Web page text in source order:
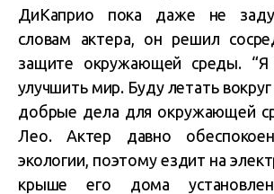
ДиКаприо пока даже не
словам актера, он решил
защите окружающей среды. “Я
улучшить мир. Буду летать
добрые дела для окружающей
Лео. Актер давно
экологии, поэтому ездит на
крыше его дома